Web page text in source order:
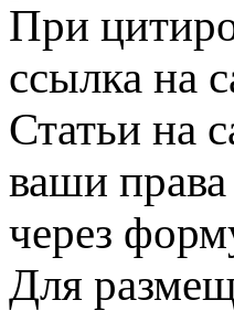
При
ссылка на
Статьи на
ваши
через
Для